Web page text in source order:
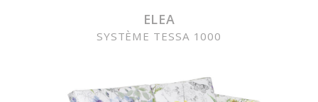
ELEA
SYSTÈME TESSA 1000